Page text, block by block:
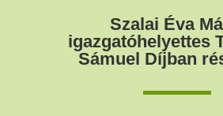
Szalai Éva
igazgatóhelyettes
Sámuel Díjban